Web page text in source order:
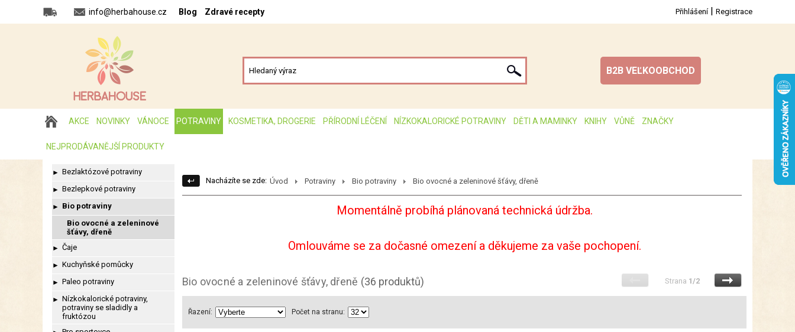
info@herbahouse.cz Blog Zdravé recepty Přihlášení| Registrace
B2B VEĽKOOBCHOD
AKCE NOVINKY VÁNOCE POTRAVINY KOSMETIKA, DROGERIE PŘÍRODNÍ LÉČENÍ NÍZKOKALORICKÉ POTRAVINY DĚTI A MAMINKY KNIHY VŮNĚ ZNAČKY
NEJPRODÁVANĚJŠÍ PRODUKTY
► Bezlaktózové potraviny
► Bezlepkové potraviny
► Bio potraviny
Bio ovocné a zeleninové
šťávy, dřeně
► Čaje
► Kuchyňské pomůcky
► Paleo potraviny
► Nízkokalorické potraviny,
potraviny se sladidly a
fruktózou
Nacházíte se zde: Úvod Potraviny Bio potraviny Bio ovocné a zeleninové šťávy, dřeně
Momentálně probíhá plánovaná technická údržba.
Omlouváme se za dočasné omezení a děkujeme za vaše pochopení.
Bio ovocné a zeleninové šťávy, dřeně (36 produktů) Strana 1/2
Řazení: Počet na stranu: